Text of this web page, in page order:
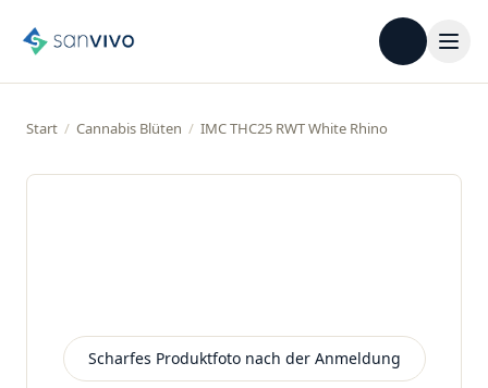
Start / Cannabis Blüten / IMC THC25 RWT White Rhino
Scharfes Produktfoto nach der Anmeldung